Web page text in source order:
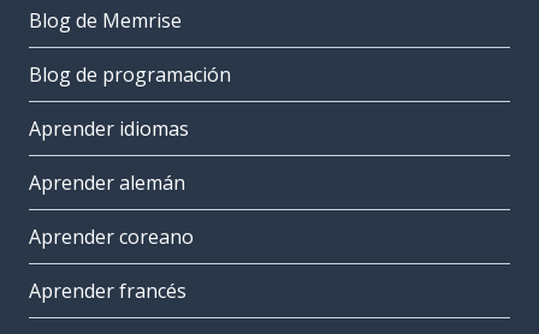
Blog de Memrise
Blog de programación
Aprender idiomas
Aprender alemán
Aprender coreano
Aprender francés